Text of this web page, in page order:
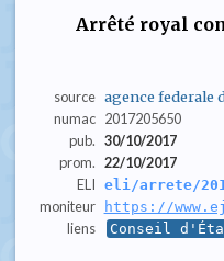
Arrêté royal
source agence federale
numac 2017205650
pub. 30/10/2017
prom. 22/10/2017
ELI eli/arrete/
moniteur https://
liens Conseil